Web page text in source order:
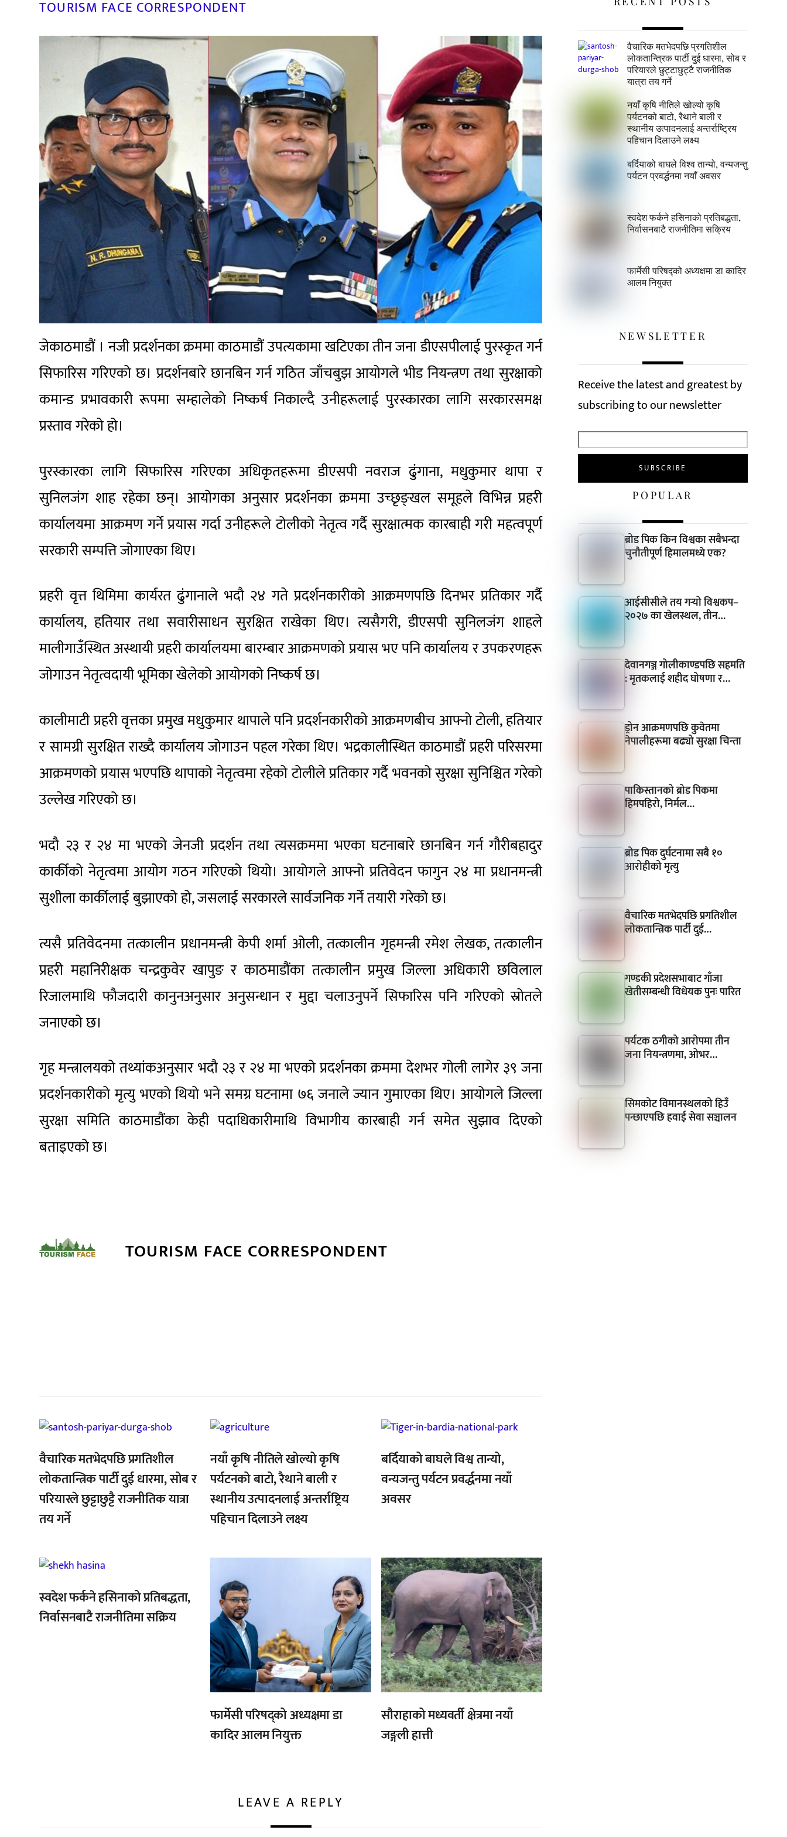
TOURISM FACE CORRESPONDENT
जेकाठमाडौं । नजी प्रदर्शनका क्रममा काठमाडौं उपत्यकामा खटिएका तीन जना डीएसपीलाई पुरस्कृत गर्न
सिफारिस गरिएको छ। प्रदर्शनबारे छानबिन गर्न गठित जाँचबुझ आयोगले भीड नियन्त्रण तथा सुरक्षाको
कमान्ड प्रभावकारी रूपमा सम्हालेको निष्कर्ष निकाल्दै उनीहरूलाई पुरस्कारका लागि सरकारसमक्ष
प्रस्ताव गरेको हो।
पुरस्कारका लागि सिफारिस गरिएका अधिकृतहरूमा डीएसपी नवराज ढुंगाना, मधुकुमार थापा र
सुनिलजंग शाह रहेका छन्। आयोगका अनुसार प्रदर्शनका क्रममा उच्छृङ्खल समूहले विभिन्न प्रहरी
कार्यालयमा आक्रमण गर्ने प्रयास गर्दा उनीहरूले टोलीको नेतृत्व गर्दै सुरक्षात्मक कारबाही गरी महत्वपूर्ण
सरकारी सम्पत्ति जोगाएका थिए।
प्रहरी वृत्त थिमिमा कार्यरत ढुंगानाले भदौ २४ गते प्रदर्शनकारीको आक्रमणपछि दिनभर प्रतिकार गर्दै
कार्यालय, हतियार तथा सवारीसाधन सुरक्षित राखेका थिए। त्यसैगरी, डीएसपी सुनिलजंग शाहले
मालीगाउँस्थित अस्थायी प्रहरी कार्यालयमा बारम्बार आक्रमणको प्रयास भए पनि कार्यालय र उपकरणहरू
जोगाउन नेतृत्वदायी भूमिका खेलेको आयोगको निष्कर्ष छ।
कालीमाटी प्रहरी वृत्तका प्रमुख मधुकुमार थापाले पनि प्रदर्शनकारीको आक्रमणबीच आफ्नो टोली, हतियार
र सामग्री सुरक्षित राख्दै कार्यालय जोगाउन पहल गरेका थिए। भद्रकालीस्थित काठमाडौं प्रहरी परिसरमा
आक्रमणको प्रयास भएपछि थापाको नेतृत्वमा रहेको टोलीले प्रतिकार गर्दै भवनको सुरक्षा सुनिश्चित गरेको
उल्लेख गरिएको छ।
भदौ २३ र २४ मा भएको जेनजी प्रदर्शन तथा त्यसक्रममा भएका घटनाबारे छानबिन गर्न गौरीबहादुर
कार्कीको नेतृत्वमा आयोग गठन गरिएको थियो। आयोगले आफ्नो प्रतिवेदन फागुन २४ मा प्रधानमन्त्री
सुशीला कार्कीलाई बुझाएको हो, जसलाई सरकारले सार्वजनिक गर्ने तयारी गरेको छ।
त्यसै प्रतिवेदनमा तत्कालीन प्रधानमन्त्री केपी शर्मा ओली, तत्कालीन गृहमन्त्री रमेश लेखक, तत्कालीन
प्रहरी महानिरीक्षक चन्द्रकुवेर खापुङ र काठमाडौंका तत्कालीन प्रमुख जिल्ला अधिकारी छविलाल
रिजालमाथि फौजदारी कानुनअनुसार अनुसन्धान र मुद्दा चलाउनुपर्ने सिफारिस पनि गरिएको स्रोतले
जनाएको छ।
गृह मन्त्रालयको तथ्यांकअनुसार भदौ २३ र २४ मा भएको प्रदर्शनका क्रममा देशभर गोली लागेर ३९ जना
प्रदर्शनकारीको मृत्यु भएको थियो भने समग्र घटनामा ७६ जनाले ज्यान गुमाएका थिए। आयोगले जिल्ला
सुरक्षा समिति काठमाडौंका केही पदाधिकारीमाथि विभागीय कारबाही गर्न समेत सुझाव दिएको
बताइएको छ।
TOURISM FACE CORRESPONDENT
,
वैचारिक मतभेदपछि प्रगतिशील
लोकतान्त्रिक पार्टी दुई धारमा, सोब र
परियारले छुट्टाछुट्टै राजनीतिक यात्रा
तय गर्ने
,
नयाँ कृषि नीतिले खोल्यो कृषि
पर्यटनको बाटो, रैथाने बाली र
स्थानीय उत्पादनलाई अन्तर्राष्ट्रिय
पहिचान दिलाउने लक्ष्य
,
बर्दियाको बाघले विश्व तान्यो,
वन्यजन्तु पर्यटन प्रवर्द्धनमा नयाँ
अवसर
,,
स्वदेश फर्कने हसिनाको प्रतिबद्धता,
निर्वासनबाटै राजनीतिमा सक्रिय
,
फार्मेसी परिषद्को अध्यक्षमा डा
कादिर आलम नियुक्त
,
सौराहाको मध्यवर्ती क्षेत्रमा नयाँ
जङ्गली हात्ती
LEAVE A REPLY
वैचारिक मतभेदपछि प्रगतिशील
लोकतान्त्रिक पार्टी दुई धारमा, सोब र
परियारले छुट्टाछुट्टै राजनीतिक
यात्रा तय गर्ने
नयाँ कृषि नीतिले खोल्यो कृषि
पर्यटनको बाटो, रैथाने बाली र
स्थानीय उत्पादनलाई अन्तर्राष्ट्रिय
पहिचान दिलाउने लक्ष्य
बर्दियाको बाघले विश्व तान्यो, वन्यजन्तु
पर्यटन प्रवर्द्धनमा नयाँ अवसर
स्वदेश फर्कने हसिनाको प्रतिबद्धता,
निर्वासनबाटै राजनीतिमा सक्रिय
फार्मेसी परिषद्को अध्यक्षमा डा कादिर
आलम नियुक्त
NEWSLETTER
Receive the latest and greatest by
subscribing to our newsletter
POPULAR
ब्रोड पिक किन विश्वका सबैभन्दा
चुनौतीपूर्ण हिमालमध्ये एक?
आईसीसीले तय गर्‍यो विश्वकप–
२०२७ का खेलस्थल, तीन…
देवानगञ्ज गोलीकाण्डपछि सहमति
: मृतकलाई शहीद घोषणा र…
ड्रोन आक्रमणपछि कुवेतमा
नेपालीहरूमा बढ्यो सुरक्षा चिन्ता
पाकिस्तानको ब्रोड पिकमा
हिमपहिरो, निर्मल…
ब्रोड पिक दुर्घटनामा सबै १०
आरोहीको मृत्यु
वैचारिक मतभेदपछि प्रगतिशील
लोकतान्त्रिक पार्टी दुई…
गण्डकी प्रदेशसभाबाट गाँजा
खेतीसम्बन्धी विधेयक पुनः पारित
पर्यटक ठगीको आरोपमा तीन
जना नियन्त्रणमा, ओभर…
सिमकोट विमानस्थलको हिउँ
पन्छाएपछि हवाई सेवा सञ्चालन